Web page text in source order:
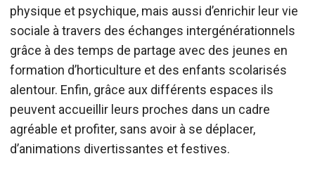
physique et psychique, mais aussi d’enrichir leur vie
sociale à travers des échanges intergénérationnels
grâce à des temps de partage avec des jeunes en
formation d’horticulture et des enfants scolarisés
alentour. Enfin, grâce aux différents espaces ils
peuvent accueillir leurs proches dans un cadre
agréable et profiter, sans avoir à se déplacer,
d’animations divertissantes et festives.